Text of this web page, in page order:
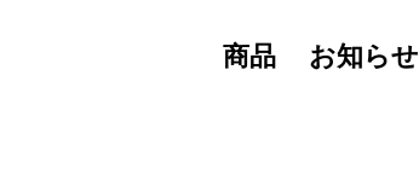
商品 お知らせ